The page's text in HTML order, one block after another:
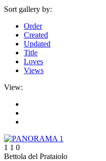
Sort gallery by:
Order
Created
Updated
Title
Loves
Views
View:
1 1 0
Bettola del Prataiolo